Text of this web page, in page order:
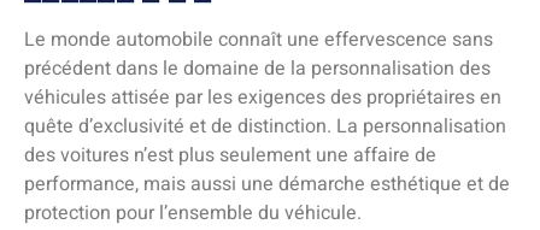
Le monde automobile connaît une effervescence sans
précédent dans le domaine de la personnalisation des
véhicules attisée par les exigences des propriétaires en
quête d’exclusivité et de distinction. La personnalisation
des voitures n’est plus seulement une affaire de
performance, mais aussi une démarche esthétique et de
protection pour l’ensemble du véhicule.